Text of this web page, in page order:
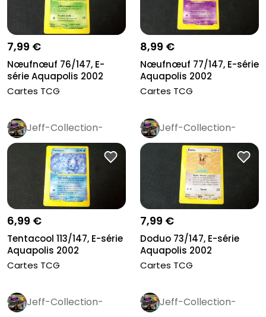
7,99 €
Nœufnœuf 76/147, E-
série Aquapolis 2002
Cartes TCG
8,99 €
Nœufnœuf 77/147, E-série
Aquapolis 2002
Cartes TCG
Jeff-Collection-
Rétro Pro
6,99 €
Tentacool 113/147, E-série
Aquapolis 2002
Cartes TCG
Jeff-Collection-
Rétro Pro
7,99 €
Doduo 73/147, E-série
Aquapolis 2002
Cartes TCG
Jeff-Collection-
Jeff-Collection-